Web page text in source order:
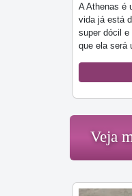
A Athenas é
vida já está
super dócil e
que ela será
Veja